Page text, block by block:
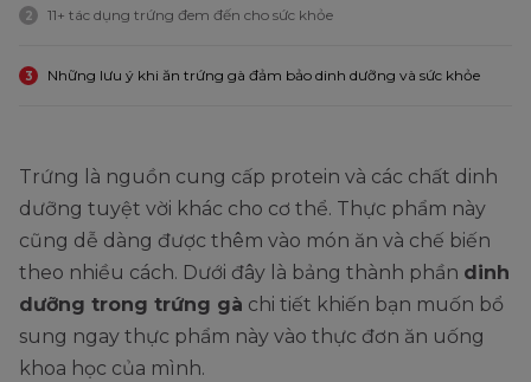
2 11+ tác dụng trứng đem đến cho sức khỏe
3 Những lưu ý khi ăn trứng gà đảm bảo dinh dưỡng và sức khỏe
Trứng là nguồn cung cấp protein và các chất dinh
dưỡng tuyệt vời khác cho cơ thể. Thực phẩm này
cũng dễ dàng được thêm vào món ăn và chế biến
theo nhiều cách. Dưới đây là bảng thành phần dinh
dưỡng trong trứng gà chi tiết khiến bạn muốn bổ
sung ngay thực phẩm này vào thực đơn ăn uống
khoa học của mình.